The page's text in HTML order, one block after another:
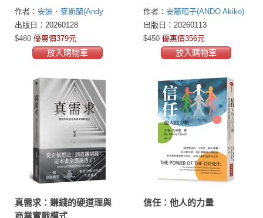
世界，寫出真正能賣的必
勝文案！（社群貼文、廣
告宣傳、網站銷售都適
作者： 安迪．麥斯蘭(Andy
Maslen)
出版日：20260128
$480 優惠價379元
放入購物車
能力
作者： 安藤昭子(ANDO Akiko)
出版日：20260113
$450 優惠價356元
放入購物車
真需求：賺錢的硬道理與
信任：他人的力量